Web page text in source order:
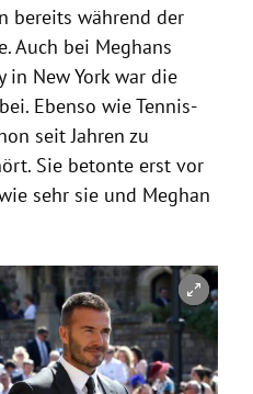
bereits während der
Auch bei Meghans
in New York war die
Ebenso wie Tennis-
seit Jahren zu
Sie betonte erst vor
sehr sie und Meghan
schließen